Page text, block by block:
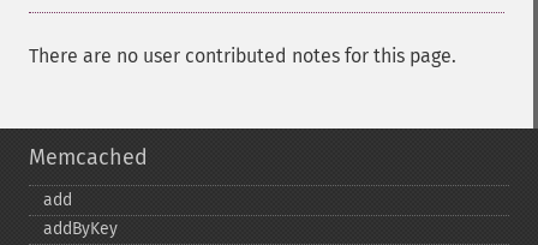
There are no user contributed notes for this page.
Memcached
add
addByKey